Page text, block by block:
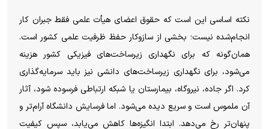
نکته اساسی این است که حقوق اعضای هیأت علمی فقط جبران کار
انجام‌شده نیست؛ بخشی از سازوکار حفظ ظرفیت علمی کشور است.
همان‌گونه که برای نگهداری زیرساخت‌های فیزیکی کشور هزینه
می‌شود، برای نگهداری زیرساخت‌های دانشی نیز باید سرمایه‌گذاری
کرد. اگر جاده، نیروگاه، بیمارستان یا شبکه ارتباطی فرسوده شود، آثار
آن ملموس است و سریع دیده می‌شود. اما فرسایش دانشگاه آرام‌تر و
پنهان‌تر رخ می‌دهد. ابتدا انگیزه‌ها کاهش می‌یابد، سپس کیفیت